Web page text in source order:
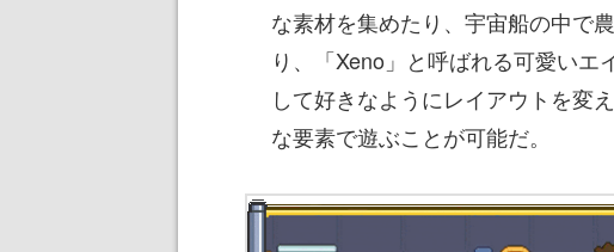
な素材を集めたり、宇宙船の中で
り、「Xeno」と呼ばれる可愛い
して好きなようにレイアウトを変
な要素で遊ぶことが可能だ。